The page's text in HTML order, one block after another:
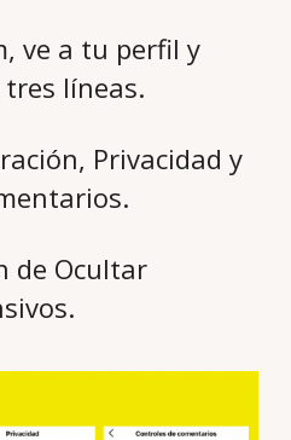
ve a tu perfil y
líneas.
Privacidad y
de Ocultar